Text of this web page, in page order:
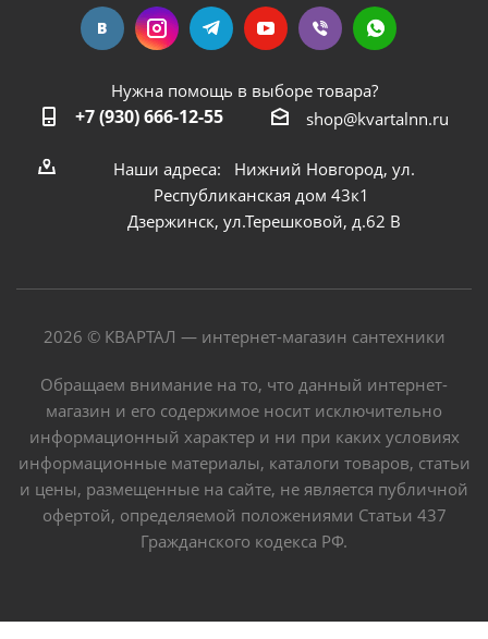
Нужна помощь в выборе товара?
+7 (930) 666-12-55 shop@kvartalnn.ru
Наши адреса: Нижний Новгород, ул.
Республиканская дом 43к1
Дзержинск, ул.Терешковой, д.62 В
2026 © КВАРТАЛ — интернет-магазин сантехники
Обращаем внимание на то, что данный интернет-
магазин и его содержимое носит исключительно
информационный характер и ни при каких условиях
информационные материалы, каталоги товаров, статьи
и цены, размещенные на сайте, не является публичной
офертой, определяемой положениями Статьи 437
Гражданского кодекса РФ.